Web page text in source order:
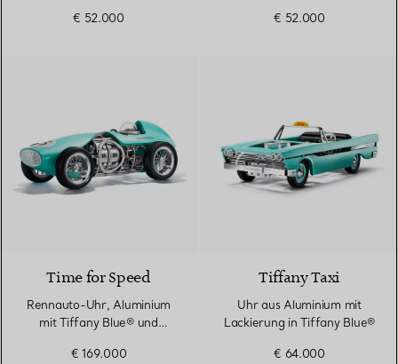
€ 52.000
€ 52.000
Time for Speed
Rennauto-Uhr, Aluminium
mit Tiffany Blue® und
€ 169.000
Tiffany Taxi
Uhr aus Aluminium mit
Lackierung in Tiffany Blue®
€ 64.000